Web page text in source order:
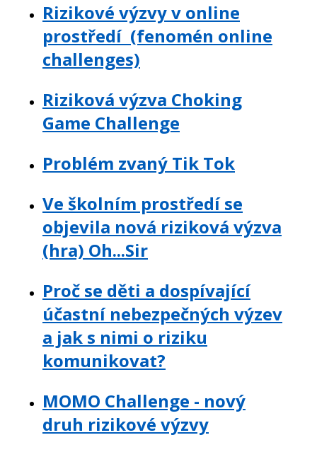
Rizikové výzvy v online
prostředí (fenomén online
challenges)
Riziková výzva Choking
Game Challenge
Problém zvaný Tik Tok
Ve školním prostředí se
objevila nová riziková výzva
(hra) Oh...Sir
Proč se děti a dospívající
účastní nebezpečných výzev
a jak s nimi o riziku
komunikovat?
MOMO Challenge - nový
druh rizikové výzvy